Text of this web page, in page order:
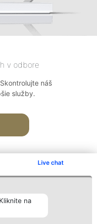
Live chat
na
v odbore
náš
služby.
Kontakt
Kontakt